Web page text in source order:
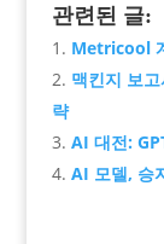
관련된 글:
Metricool
맥킨지 보
략
AI 대전:
AI 모델, 승